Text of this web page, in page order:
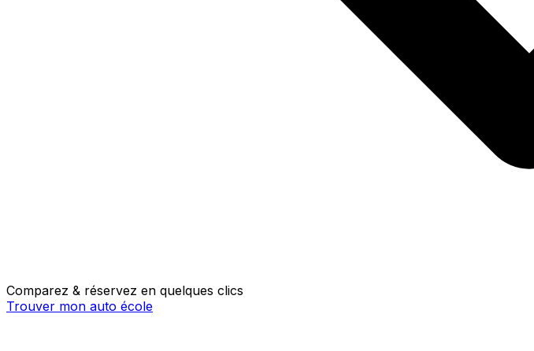
Comparez & réservez en quelques clics
Trouver mon auto école